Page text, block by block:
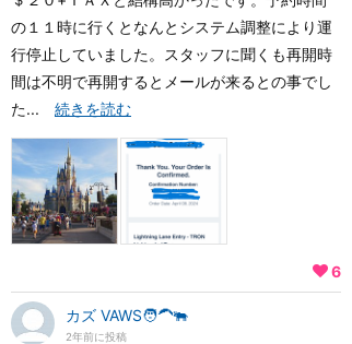
の１１時に行くとなんとシステム調整により運
行停止していました。スタッフに聞くも再開時
間は不明で再開するとメールが来るとの事でし
た... 続きを読む
6
カズ VAWS🧑‍🦱🐃
2年前に投稿